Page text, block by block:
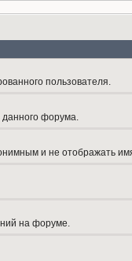
пользователя.
данного форума.
и не отображать
на форуме.